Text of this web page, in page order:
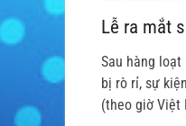
Lễ ra mắt
Sau hàng
bị rò rỉ, sự
(theo giờ Việt